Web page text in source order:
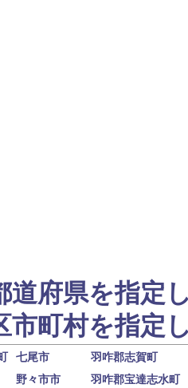
道府県を指定
市町村を指定
七尾市
羽咋郡志賀町
野々市市
羽咋郡宝達志水町